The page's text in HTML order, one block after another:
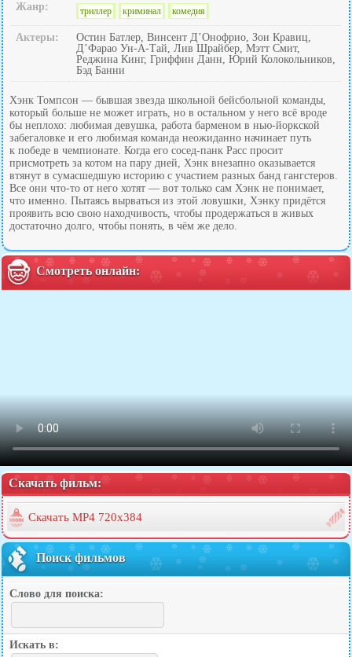
Жанр: триллер криминал комедия
Актеры:
Остин Батлер, Винсент Д’Онофрио, Зои Кравиц,
Д’Фарао Ун-А-Тай, Лив Шрайбер, Мэтт Смит,
Реджина Кинг, Гриффин Данн, Юрий Колокольников,
Бэд Банни
Хэнк Томпсон — бывшая звезда школьной бейсбольной команды,
который больше не может играть, но в остальном у него всё вроде
бы неплохо: любимая девушка, работа барменом в нью-йоркской
забегаловке и его любимая команда неожиданно начинает путь
к победе в чемпионате. Когда его сосед-панк Расс просит
присмотреть за котом на пару дней, Хэнк внезапно оказывается
втянут в сумасшедшую историю с участием разных банд гангстеров.
Все они что-то от него хотят — вот только сам Хэнк не понимает,
что именно. Пытаясь вырваться из этой ловушки, Хэнку придётся
проявить всю свою находчивость, чтобы продержаться в живых
достаточно долго, чтобы понять, в чём же дело.
Смотреть онлайн:
Скачать фильм:
Скачать MP4 720x384
Поиск фильмов
Слово для поиска:
Искать в: